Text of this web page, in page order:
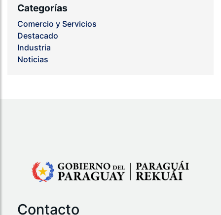
Categorías
Comercio y Servicios
Destacado
Industria
Noticias
Contacto